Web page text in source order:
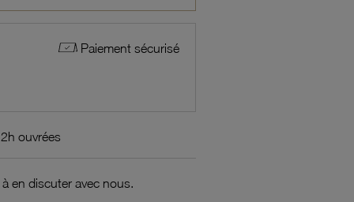
Paiement sécurisé
ouvrées
en discuter avec nous.